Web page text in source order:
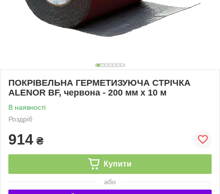
ПОКРІВЕЛЬНА ГЕРМЕТИЗУЮЧА СТРІЧКА
ALENOR BF, червона - 200 мм х 10 м
В наявності
Роздріб
914 ₴
Купити
або